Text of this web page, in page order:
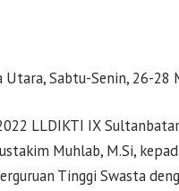
Sabtu-Senin, 26-28
LLDIKTI IX
Muhlab, M.Si,
Tinggi Swasta